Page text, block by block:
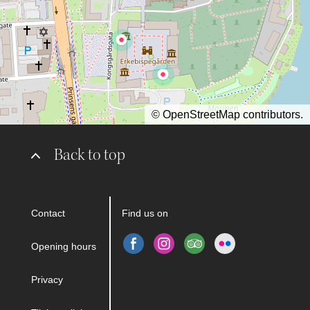
Back to top
Contact
Opening hours
Privacy
Find us on
© OpenStreetMap contributors.